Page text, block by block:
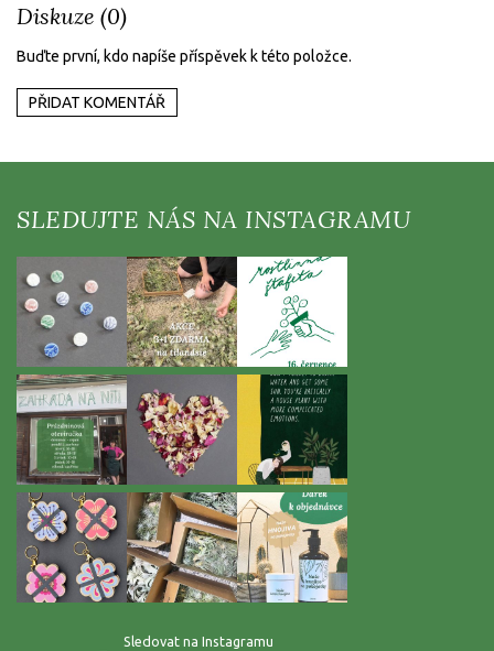
Diskuze (0)
Buďte první, kdo napíše příspěvek k této položce.
PŘIDAT KOMENTÁŘ
Sledovat na Instagramu